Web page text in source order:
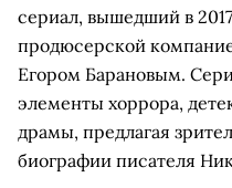
сериал, вышедший в
продюсерской
Егором Барановым.
элементы хоррора,
драмы, предлагая
биографии писателя